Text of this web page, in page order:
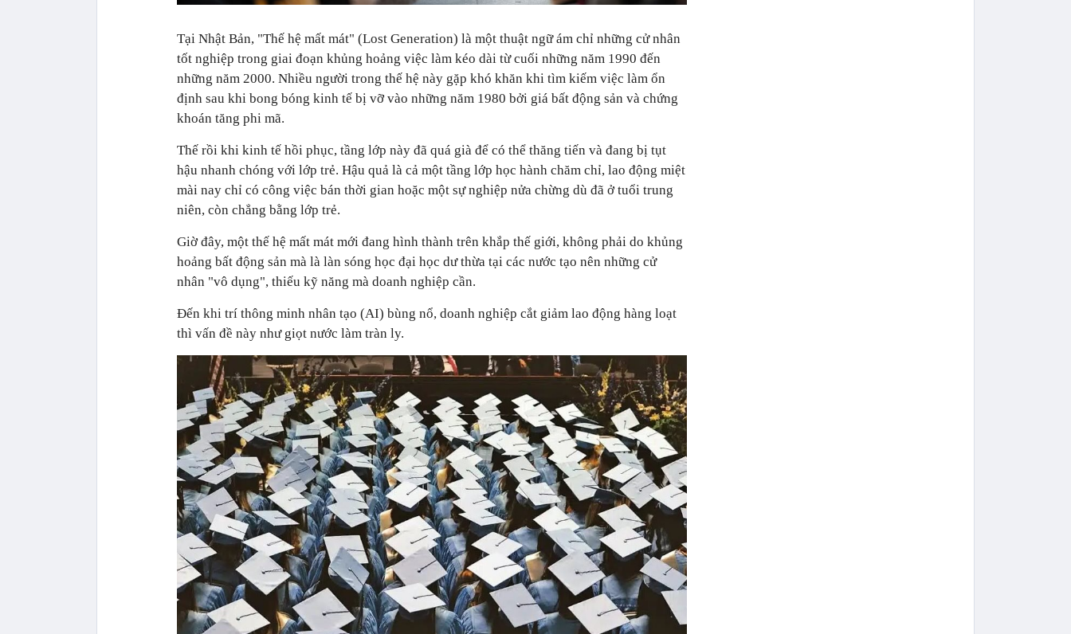
Tại Nhật Bản, "Thế hệ mất mát" (Lost Generation) là một thuật ngữ ám chỉ những cử nhân
tốt nghiệp trong giai đoạn khủng hoảng việc làm kéo dài từ cuối những năm 1990 đến
những năm 2000. Nhiều người trong thế hệ này gặp khó khăn khi tìm kiếm việc làm ổn
định sau khi bong bóng kinh tế bị vỡ vào những năm 1980 bởi giá bất động sản và chứng
khoán tăng phi mã.
Thế rồi khi kinh tế hồi phục, tầng lớp này đã quá già để có thể thăng tiến và đang bị tụt
hậu nhanh chóng với lớp trẻ. Hậu quả là cả một tầng lớp học hành chăm chỉ, lao động miệt
mài nay chỉ có công việc bán thời gian hoặc một sự nghiệp nửa chừng dù đã ở tuổi trung
niên, còn chẳng bằng lớp trẻ.
Giờ đây, một thế hệ mất mát mới đang hình thành trên khắp thế giới, không phải do khủng
hoảng bất động sản mà là làn sóng học đại học dư thừa tại các nước tạo nên những cử
nhân "vô dụng", thiếu kỹ năng mà doanh nghiệp cần.
Đến khi trí thông minh nhân tạo (AI) bùng nổ, doanh nghiệp cắt giảm lao động hàng loạt
thì vấn đề này như giọt nước làm tràn ly.